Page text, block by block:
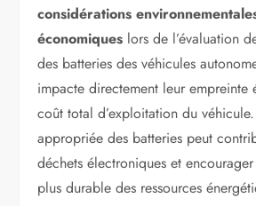
considérations
économiques lors de l’évaluation
des batteries des véhicules
impacte directement leur
coût total d’exploitation du
appropriée des batteries peut
déchets électroniques et
plus durable des ressources